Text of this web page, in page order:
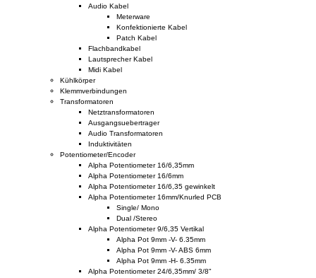
Audio Kabel
Meterware
Konfektionierte Kabel
Patch Kabel
Flachbandkabel
Lautsprecher Kabel
Midi Kabel
Kühlkörper
Klemmverbindungen
Transformatoren
Netztransformatoren
Ausgangsuebertrager
Audio Transformatoren
Induktivitäten
Potentiometer/Encoder
Alpha Potentiometer 16/6,35mm
Alpha Potentiometer 16/6mm
Alpha Potentiometer 16/6,35 gewinkelt
Alpha Potentiometer 16mm/Knurled PCB
Single/ Mono
Dual /Stereo
Alpha Potentiometer 9/6,35 Vertikal
Alpha Pot 9mm -V- 6.35mm
Alpha Pot 9mm -V- ABS 6mm
Alpha Pot 9mm -H- 6.35mm
Alpha Potentiometer 24/6,35mm/ 3/8"